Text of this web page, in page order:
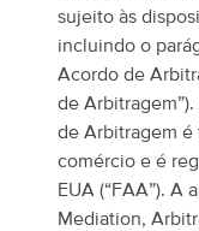
sujeito às
incluindo o
Acordo de
de Arbitragem”).
de Arbitragem é
comércio e é
EUA (“FAA”). A
Mediation,